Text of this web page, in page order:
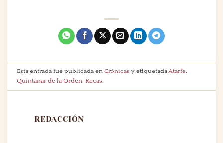
Esta entrada fue publicada enCrónicas y etiquetadaAtarfe,
Quintanar de la Orden,Recas.
REDACCIÓN